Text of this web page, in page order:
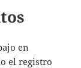
en
el registro